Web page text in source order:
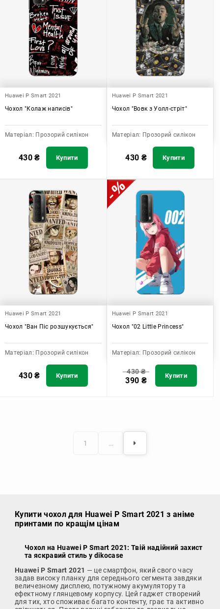
Huawei P Smart 2021
Чохол "Колаж написів"
Матеріал: Прозорий силікон
430₴ Купити
Huawei P Smart 2021
Чохол "Вовк з Уолл-стріт"
Матеріал: Прозорий силікон
430 ₴ Купити
Huawei P Smart 2021
Чохол "Ван Піс розшукується"
Матеріал: Прозорий силікон
430₴ Купити
Huawei P Smart 2021
Чохол "02 Little Princess"
Матеріал: Прозорий силікон
430₴
390 ₴ Купити
1 …
Купити чохол для Huawei P Smart 2021 з аніме
принтами по кращім цінам
Чохол на Huawei P Smart 2021: Твій надійний захист
та яскравий стиль у dikocase
Huawei P Smart 2021 — це смартфон, який свого часу
задав високу планку для середнього сегмента завдяки
величезному дисплею, потужному акумулятору та
ефектному глянцевому корпусу. Цей гаджет створений
для тих, хто споживає багато контенту, грає та активно